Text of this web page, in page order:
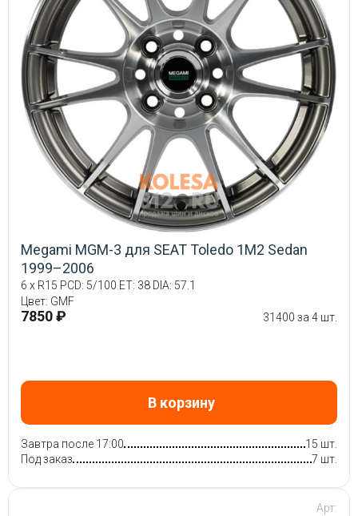
Megami MGM-3 для SEAT Toledo 1M2 Sedan
1999–2006
6 x R15 PCD: 5/100 ET: 38 DIA: 57.1
Цвет: GMF
7850 ₽ 31400 за 4 шт.
В корзину
Завтра после 17:00
15 шт.
Под заказ
7 шт.
Арт: